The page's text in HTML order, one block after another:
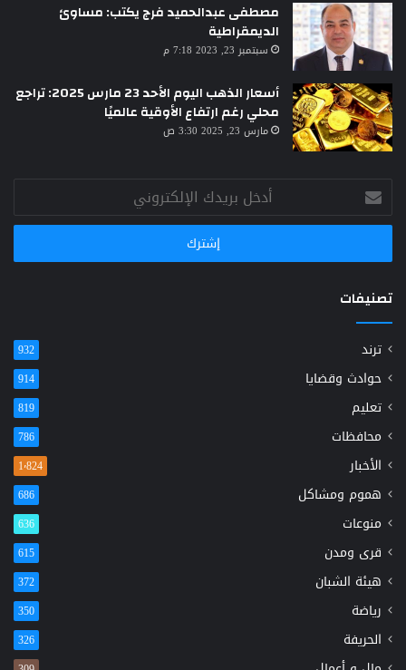
مصطفى عبدالحميد فرج يكتب: مساوئ
الديمقراطية
سبتمبر 23, 2023 7:18 م
أسعار الذهب اليوم الأحد 23 مارس 2025: تراجع
محلي رغم ارتفاع الأوقية عالميًا
مارس 23, 2025 3:30 ص
أدخل
بريدك
الإلكتروني
تصنيفات
ترند 932
حوادث وقضايا 914
تعليم 819
محافظات 786
الأخبار 1٬824
هموم ومشاكل 686
منوعات 636
قرى ومدن 615
هيئة الشبان 372
رياضة 350
الحريفة 326